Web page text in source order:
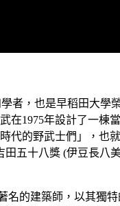
者，也是早稻田大
在1975年設計了一
代的野武士們」，
五十八獎 (伊豆長
名的建築師，以其獨